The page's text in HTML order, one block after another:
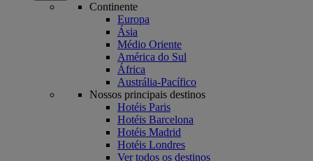
Continente
Europa
Ásia
Médio Oriente
América do Sul
África
Austrália-Pacífico
Nossos principais destinos
Hotéis Paris
Hotéis Barcelona
Hotéis Madrid
Hotéis Londres
Ver todos os destinos